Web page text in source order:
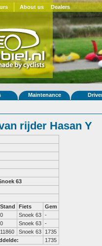
About us Dealers
Maintenance
rijder Hasan Y
63
Stand Fiets
Gem
0 Snoek 63 -
0 Snoek 63 -
11860 Snoek 63
1735
1735